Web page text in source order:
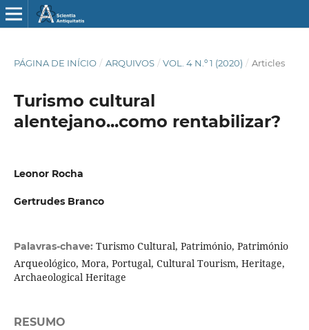
PÁGINA DE INÍCIO / ARQUIVOS / VOL. 4 N.º 1 (2020) / Articles
Turismo cultural
alentejano...como rentabilizar?
Leonor Rocha
Gertrudes Branco
Palavras-chave: Turismo Cultural, Património, Património
Arqueológico, Mora, Portugal, Cultural Tourism, Heritage,
Archaeological Heritage
RESUMO